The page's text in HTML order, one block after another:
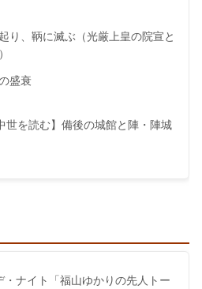
り、鞆に滅ぶ（光厳上皇の院宣と
盛衰
世を読む】備後の城館と陣・陣城
・ナイト「福山ゆかりの先人トー